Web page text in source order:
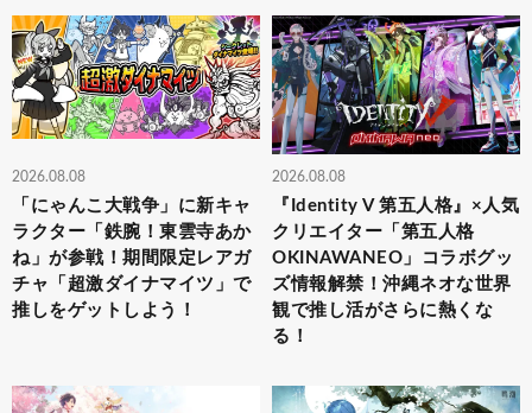
2026.08.08
「にゃんこ大戦争」に新キャ
ラクター「鉄腕！東雲寺あか
ね」が参戦！期間限定レアガ
チャ「超激ダイナマイツ」で
推しをゲットしよう！
2026.08.08
『Identity V 第五人格』×人気
クリエイター「第五人格
OKINAWANEO」コラボグッ
ズ情報解禁！沖縄ネオな世界
観で推し活がさらに熱くな
る！